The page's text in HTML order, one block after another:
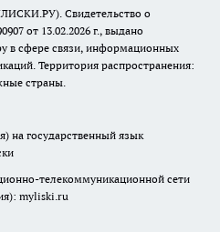
Свидетельство о
от 13.02.2026 г., выдано
в сфере связи, информационных
Территория распространения:
страны.
на государственный язык
телекоммуникационной сети
myliski.ru